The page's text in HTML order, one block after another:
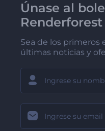
Únase al
Renderforest
Sea de los primeros
últimas noticias y